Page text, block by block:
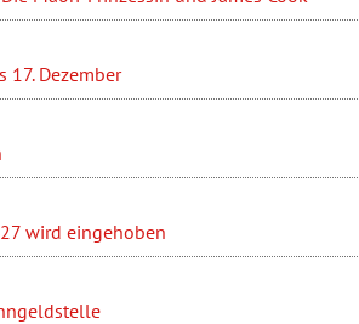
17. Dezember
wird eingehoben